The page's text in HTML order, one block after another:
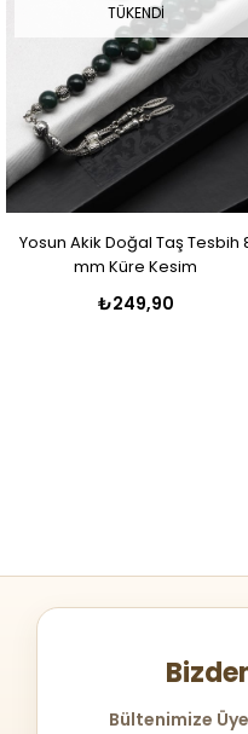
TÜKENDI
Yosun Akik Doğal Taş Tesbih
mm Küre Kesim
₺249,90
Bültenimize